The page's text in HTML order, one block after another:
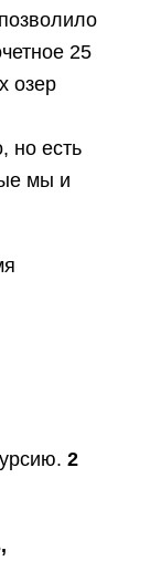
25
озер
но есть
мы и
2